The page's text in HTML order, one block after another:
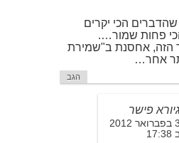
שהדברים הכי יקרים
פחות שמור….
הזה, אחסנת ב"שמירת
אחר…
הגב
גיורא פישר
3 בפברואר 2012